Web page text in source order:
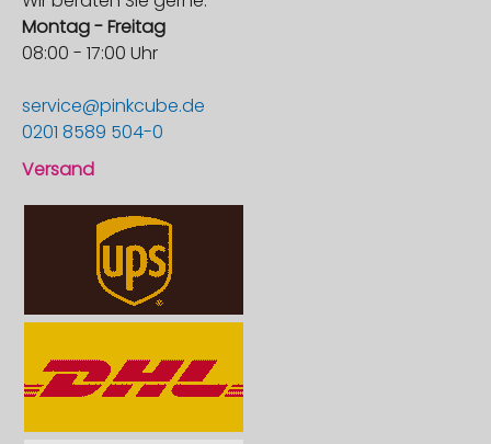
Montag - Freitag
08:00 - 17:00 Uhr
service@pinkcube.de
0201 8589 504-0
Versand